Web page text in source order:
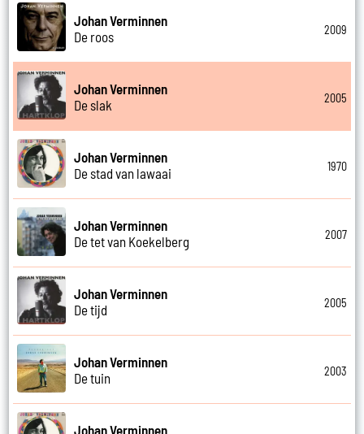
Johan Verminnen
De roos
2009
Johan Verminnen
De slak
2005
Johan Verminnen
De stad van lawaai
1970
Johan Verminnen
De tet van Koekelberg
2007
Johan Verminnen
De tijd
2005
Johan Verminnen
De tuin
2003
Johan Verminnen